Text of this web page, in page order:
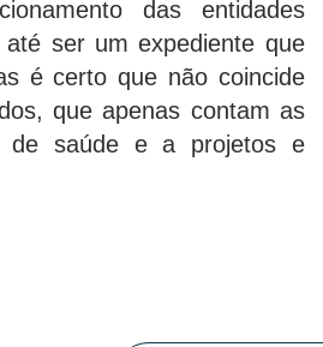
das entidades
ser um expediente que
é certo que não coincide
que apenas contam as
de saúde e a projetos e